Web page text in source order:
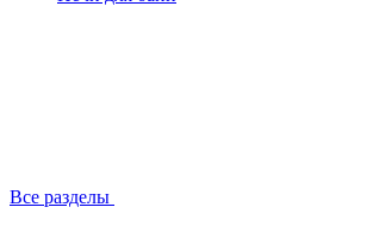
Все разделы